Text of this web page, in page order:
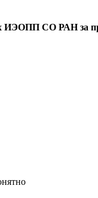
ИЭОПП СО РАН за